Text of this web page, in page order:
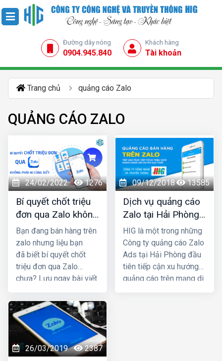
Đường dây nóng
0904.945.840
Khách hàng
Tài khoản
Trang chủ quảng cáo Zalo
QUẢNG CÁO ZALO
24/02/2022 1276
Bí quyết chốt triệu
đơn qua Zalo không
phải ai cùng biết
Bạn đang bán hàng trên
zalo nhưng liệu bạn
đã biết bí quyết chốt
triệu đơn qua Zalo
chưa? Lưu ngay bài viết
công tyquảng cáo
Zalohàng đầu Việt Nam
để tăng doanh số tháng
này nha!
09/12/2018 13585
Dịch vụ quảng cáo
Zalo tại Hải Phòng
uy tín và giá rẻ nhất
HIG là một trong những
Công ty quảng cáo Zalo
Ads tại Hải Phòng đầu
tiên tiếp cận xu hướng
quảng cáo trên mạng di
26/03/2019 2387